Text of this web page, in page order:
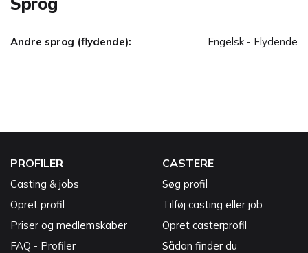
Andre sprog (flydende): Engelsk - Flydende
PROFILER
Casting & jobs
Opret profil
Priser og medlemskaber
FAQ - Profiler
CASTERE
Søg profil
Tilføj casting eller job
Opret casterprofil
Sådan finder du